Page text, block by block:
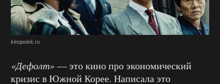
kinopoisk.ru
«Дефолт»— это кино про экономический
кризис в Южной Корее. Написала это